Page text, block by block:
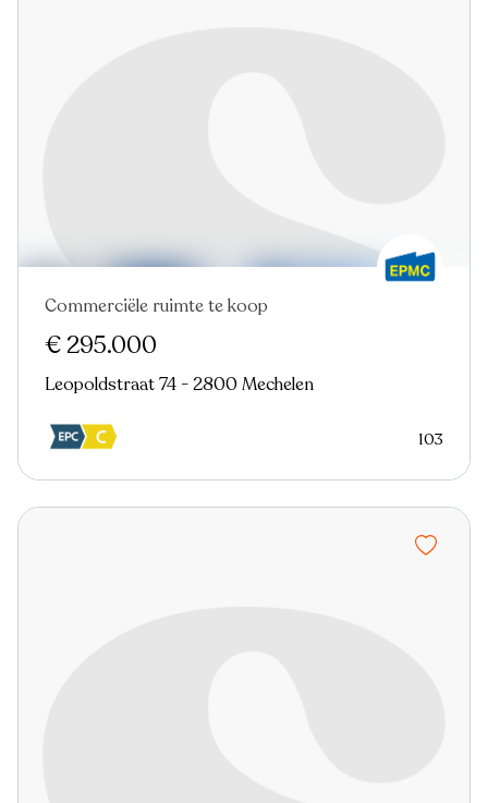
Commerciële ruimte te koop
€ 295.000
Leopoldstraat 74 - 2800 Mechelen
103